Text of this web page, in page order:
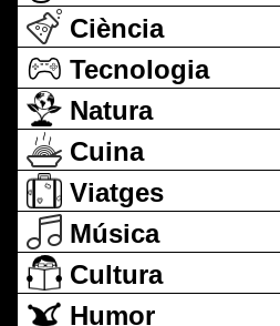
Ciència
Tecnologia
Natura
Cuina
Viatges
Música
Cultura
Humor